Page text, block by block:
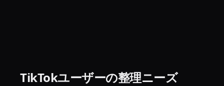
TikTokユーザーの整理ニーズ